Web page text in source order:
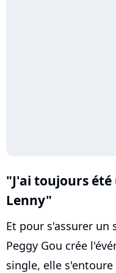
"J'ai toujours
Lenny"
Et pour s'assurer un
Peggy Gou crée
single, elle